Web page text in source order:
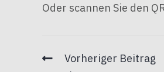
Oder scannen Sie den
Vorheriger Beitrag